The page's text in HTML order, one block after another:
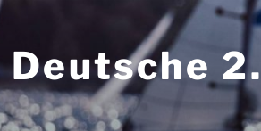
Deutsche